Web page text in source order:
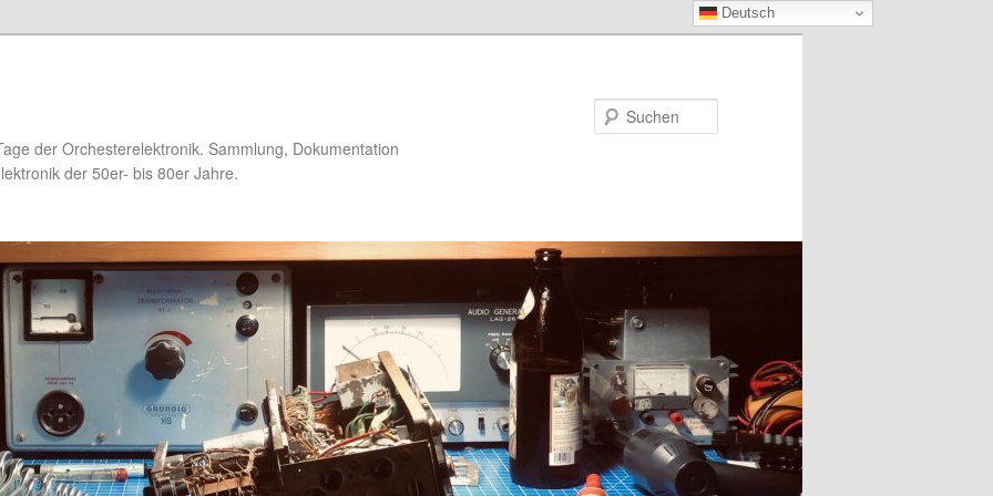
der Orchesterelektronik. Sammlung, Dokumentation
der 50er- bis 80er Jahre.
Deutsch